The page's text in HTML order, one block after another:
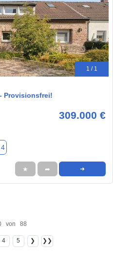
1 / 1
Provisionsfrei!
309.000 €
★ ➦ ➜
von 88
4 5 ❯ ❯❯